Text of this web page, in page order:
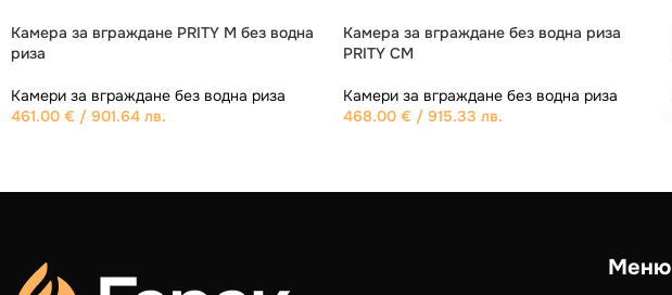
Камера за вграждане без водна риза
PRITY A
Камери за вграждане без водна риза
534.30€ / 1,045.00 лв.
Камера за вграждане PRITY VM без
водна риза
Камери за вграждане без водна риза
446.00 € / 872.30 лв.
Меню